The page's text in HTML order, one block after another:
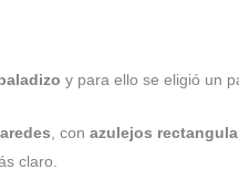
y para ello se eligió un
, con azulejos
claro.